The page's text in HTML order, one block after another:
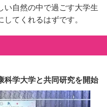
い自然の中で過ごす大学生
てくれるはずです。
科学大学と共同研究を開始